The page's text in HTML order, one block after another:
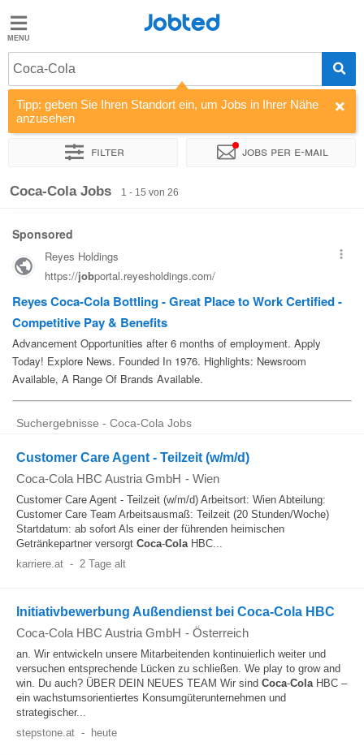
Jobted
Jobs
Gehalt
Jobted
Coca-Cola
Tipp: geben Sie Ihren Standort ein, um Jobs in Ihrer Nähe
anzusehen
Filter Jobs per e-mail
Sortieren nach Unternehmen
Coca-Cola Jobs 1 - 15 von 26
Suchergebnisse - Coca-Cola Jobs
Customer Care Agent - Teilzeit (w/m/d)
Coca-Cola HBC Austria GmbH - Wien
Customer Care Agent - Teilzeit (w/m/d) Arbeitsort: Wien Abteilung:
Customer Care Team Arbeitsausmaß: Teilzeit (20 Stunden/Woche)
Startdatum: ab sofort Als einer der führenden heimischen
Getränkepartner versorgt Coca-ColaHBC...
karriere.at - 2 Tage alt
Initiativbewerbung Außendienst bei Coca-Cola HBC
Coca-Cola HBC Austria GmbH - Österreich
an. Wir entwickeln unsere Mitarbeitenden kontinuierlich weiter und
versuchen entsprechende Lücken zu schließen. We play to grow and
win. Du auch? ÜBER DEIN NEUES TEAM Wir sind Coca-ColaHBC –
ein wachstumsorientiertes Konsumgüterunternehmen und
strategischer...
stepstone.at - heute